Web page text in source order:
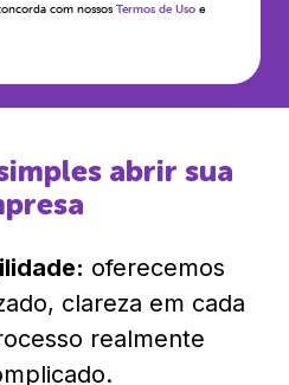
com nossos Termos de Uso e
abrir sua
oferecemos
clareza em cada
realmente